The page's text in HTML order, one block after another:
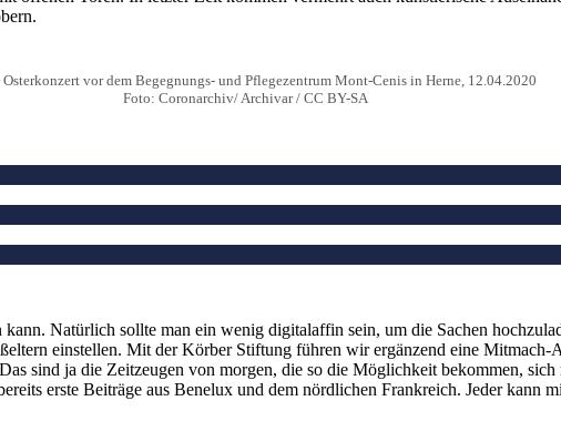
vor dem Begegnungs- und Pflegezentrum Mont-Cenis in Herne, 12.04.2020
Foto: Coronarchiv/ Archivar / CC BY-SA
Natürlich sollte man ein wenig digitalaffin sein, um die Sachen
einstellen. Mit der Körber Stiftung führen wir ergänzend eine
sind ja die Zeitzeugen von morgen, die so die Möglichkeit bekommen,
erste Beiträge aus Benelux und dem nördlichen Frankreich. Jeder kann